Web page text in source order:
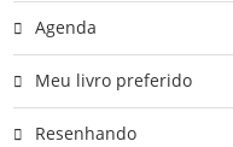
Agenda
Meu livro preferido
Resenhando